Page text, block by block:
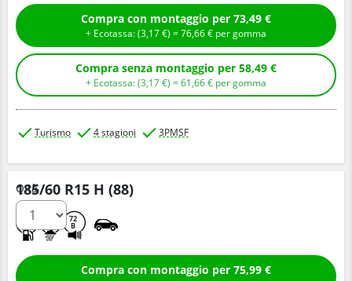
Compra con montaggio per 73,49 €
+ Ecotassa: (3,17€ ) =76,66€ per gomma
Compra senza montaggio per 58,49 €
+ Ecotassa: (3,17€ ) =61,66€ per gomma
Turismo 4 stagioni 3PMSF
185/60 R15 H (88)
72
B
Q.tà
Compra con montaggio per 75,99 €